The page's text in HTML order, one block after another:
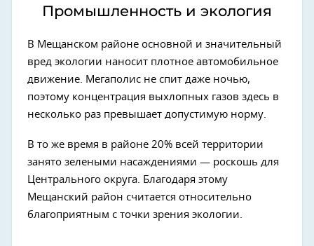
Промышленность и экология
В Мещанском районе основной и значительный
вред экологии наносит плотное автомобильное
движение. Мегаполис не спит даже ночью,
поэтому концентрация выхлопных газов здесь в
несколько раз превышает допустимую норму.
В то же время в районе 20% всей территории
занято зелеными насаждениями — роскошь для
Центрального округа. Благодаря этому
Мещанский район считается относительно
благоприятным с точки зрения экологии.